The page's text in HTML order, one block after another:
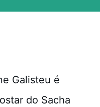
Galisteu é
do Sacha